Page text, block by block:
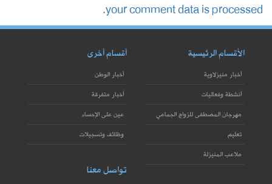
your comment data is processed.
الأقسام الرئيسية
أخبار منيزلاوية
أنشطة وفعاليات
مهرجان المصطفى للزواج الجماعي
تعليم
ملاعب المنيزلة
أقسام أخرى
أخبار الوطن
أخبار متفرقة
عين على الإحساء
وظائف وتسجيلات
تواصل معنا